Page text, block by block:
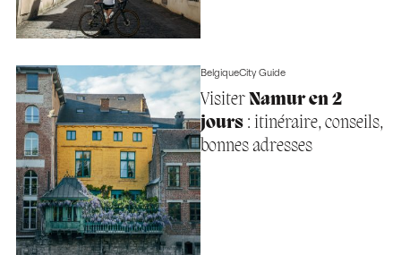
BelgiqueCity Guide
Visiter Namur en 2
jours: itinéraire, conseils,
bonnes adresses